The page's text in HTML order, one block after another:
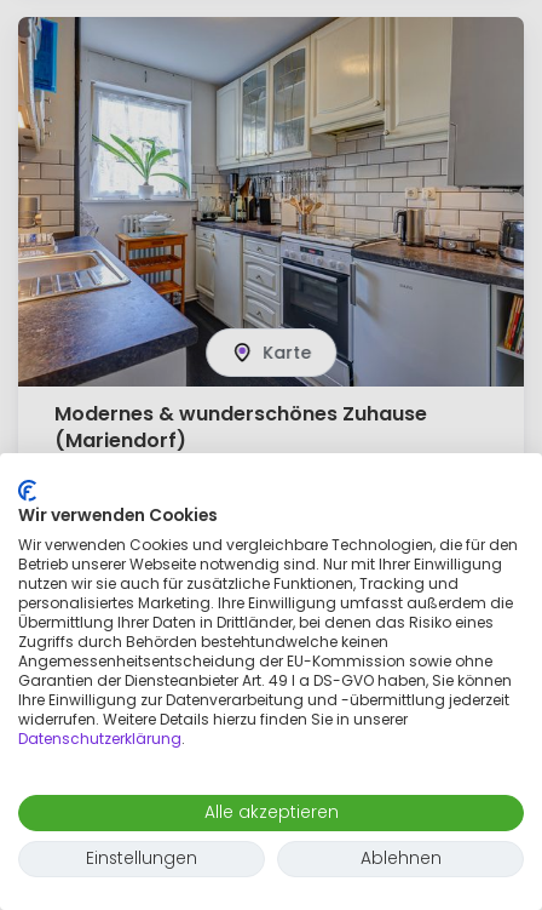
Karte
Modernes & wunderschönes Zuhause
(Mariendorf)
2 zimmer 2 erwachsene
Wir verwenden Cookies
Wir verwenden Cookies und vergleichbare Technologien, die für den
Betrieb unserer Webseite notwendig sind. Nur mit Ihrer Einwilligung
nutzen wir sie auch für zusätzliche Funktionen, Tracking und
personalisiertes Marketing. Ihre Einwilligung umfasst außerdem die
Übermittlung Ihrer Daten in Drittländer, bei denen das Risiko eines
Zugriffs durch Behörden bestehtundwelche keinen
Angemessenheitsentscheidung der EU-Kommission sowie ohne
Garantien der Diensteanbieter Art. 49 I a DS-GVO haben, Sie können
Ihre Einwilligung zur Datenverarbeitung und -übermittlung jederzeit
widerrufen. Weitere Details hierzu finden Sie in unserer
Datenschutzerklärung.
Alle akzeptieren
Einstellungen
Ablehnen